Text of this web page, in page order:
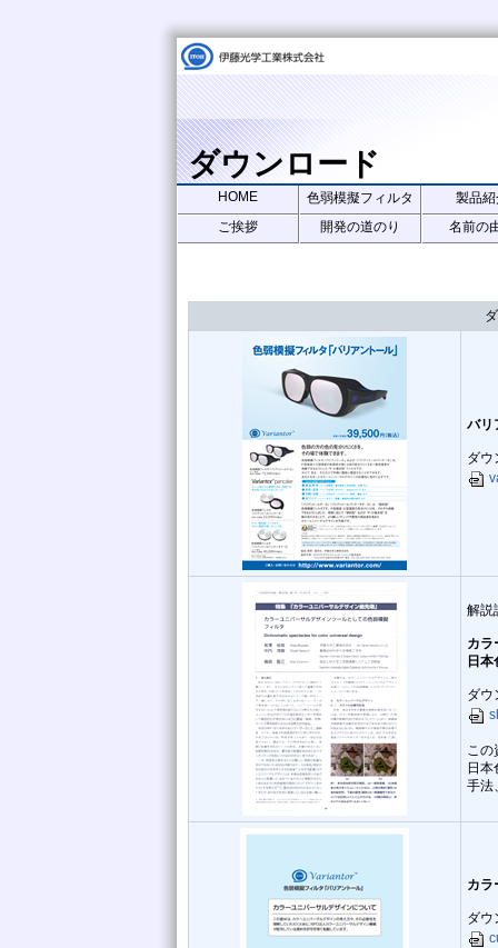
ダウンロード
HOME 色弱模擬フィルタ
製品
ご挨拶
開発の道のり 名前の
バリ
ダウ
解説
カラ
日
ダウ
この
日
手法
カラ
ダウ